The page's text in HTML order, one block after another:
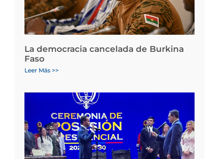
La democracia cancelada de Burkina
Faso
Leer Más >>